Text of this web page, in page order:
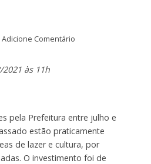
Adicione Comentário
às 11h
pela Prefeitura entre julho e
estão praticamente
de lazer e cultura, por
O investimento foi de